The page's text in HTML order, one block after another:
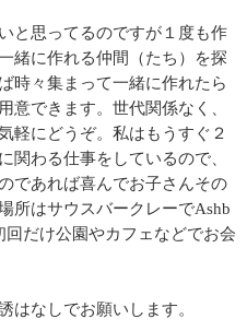
と思ってるのですが１度も作
緒に作れる仲間（たち）を探
時々集まって一緒に作れたら
意できます。世代関係なく、
軽にどうぞ。私はもうすぐ２
関わる仕事をしているので、
であれば喜んでお子さんその
所はサウスバークレーでAshb
だけ公園やカフェなどでお会
はなしでお願いします。